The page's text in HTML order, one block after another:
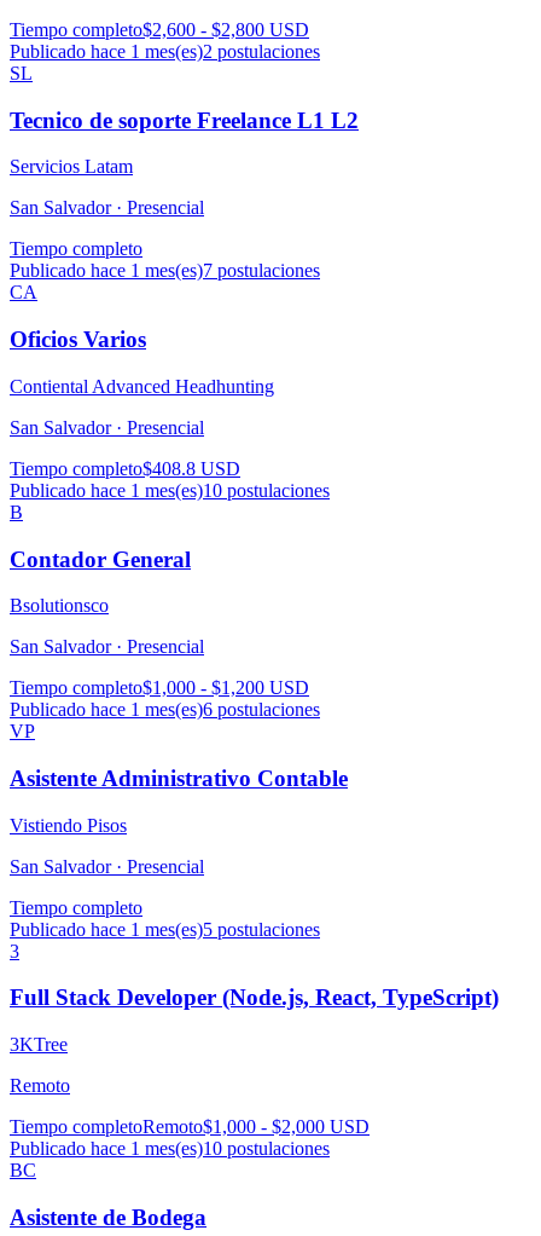
Tiempo completo$2,600 - $2,800 USD
Publicado hace 1 mes(es)2 postulaciones
SL
Tecnico de soporte Freelance L1 L2
Servicios Latam
San Salvador · Presencial
Tiempo completo
Publicado hace 1 mes(es)7 postulaciones
CA
Oficios Varios
Contiental Advanced Headhunting
San Salvador · Presencial
Tiempo completo$408.8 USD
Publicado hace 1 mes(es)10 postulaciones
B
Contador General
Bsolutionsco
San Salvador · Presencial
Tiempo completo$1,000 - $1,200 USD
Publicado hace 1 mes(es)6 postulaciones
VP
Asistente Administrativo Contable
Vistiendo Pisos
San Salvador · Presencial
Tiempo completo
Publicado hace 1 mes(es)5 postulaciones
3
Full Stack Developer (Node.js, React, TypeScript)
3KTree
Remoto
Tiempo completoRemoto$1,000 - $2,000 USD
Publicado hace 1 mes(es)10 postulaciones
BC
Asistente de Bodega